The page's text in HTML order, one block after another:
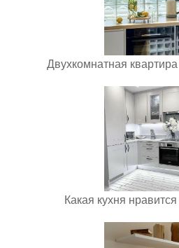
Двухкомнатная
Какая кухня